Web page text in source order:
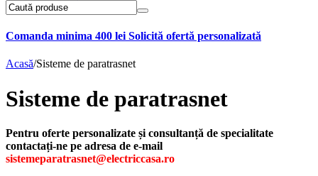
Comanda minima 400 lei Solicită ofertă personalizată
Acasă/Sisteme de paratrasnet
Sisteme de paratrasnet
Pentru oferte personalizate și consultanță de specialitate
contactați-ne pe adresa de e-mail
sistemeparatrasnet@electriccasa.ro